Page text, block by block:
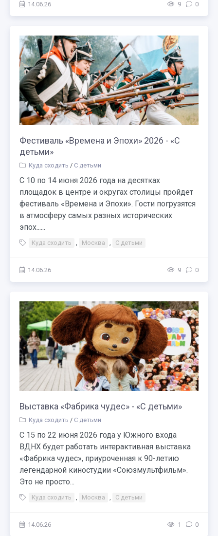
14.06.26 9 0
Фестиваль «Времена и Эпохи» 2026 - «С
детьми»
Куда сходить / С детьми
С 10 по 14 июня 2026 года на десятках
площадок в центре и округах столицы пройдет
фестиваль «Времена и Эпохи». Гости погрузятся
в атмосферу самых разных исторических
эпох......
Куда сходить , Москва , С детьми
14.06.26 9 0
Выставка «Фабрика чудес» - «С детьми»
Куда сходить / С детьми
С 15 по 22 июня 2026 года у Южного входа
ВДНХ будет работать интерактивная выставка
«Фабрика чудес», приуроченная к 90-летию
легендарной киностудии «Союзмультфильм».
Это не просто...
Куда сходить , Москва , С детьми
14.06.26 1 0